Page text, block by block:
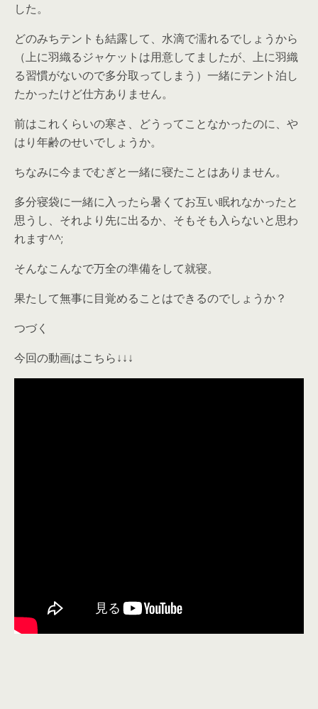
した。
どのみちテントも結露して、水滴で濡れるでしょうから
（上に羽織るジャケットは用意してましたが、上に羽織
る習慣がないので多分取ってしまう）一緒にテント泊し
たかったけど仕方ありません。
前はこれくらいの寒さ、どうってことなかったのに、や
はり年齢のせいでしょうか。
ちなみに今までむぎと一緒に寝たことはありません。
多分寝袋に一緒に入ったら暑くてお互い眠れなかったと
思うし、それより先に出るか、そもそも入らないと思わ
れます^^;
そんなこんなで万全の準備をして就寝。
果たして無事に目覚めることはできるのでしょうか？
つづく
今回の動画はこちら↓↓↓